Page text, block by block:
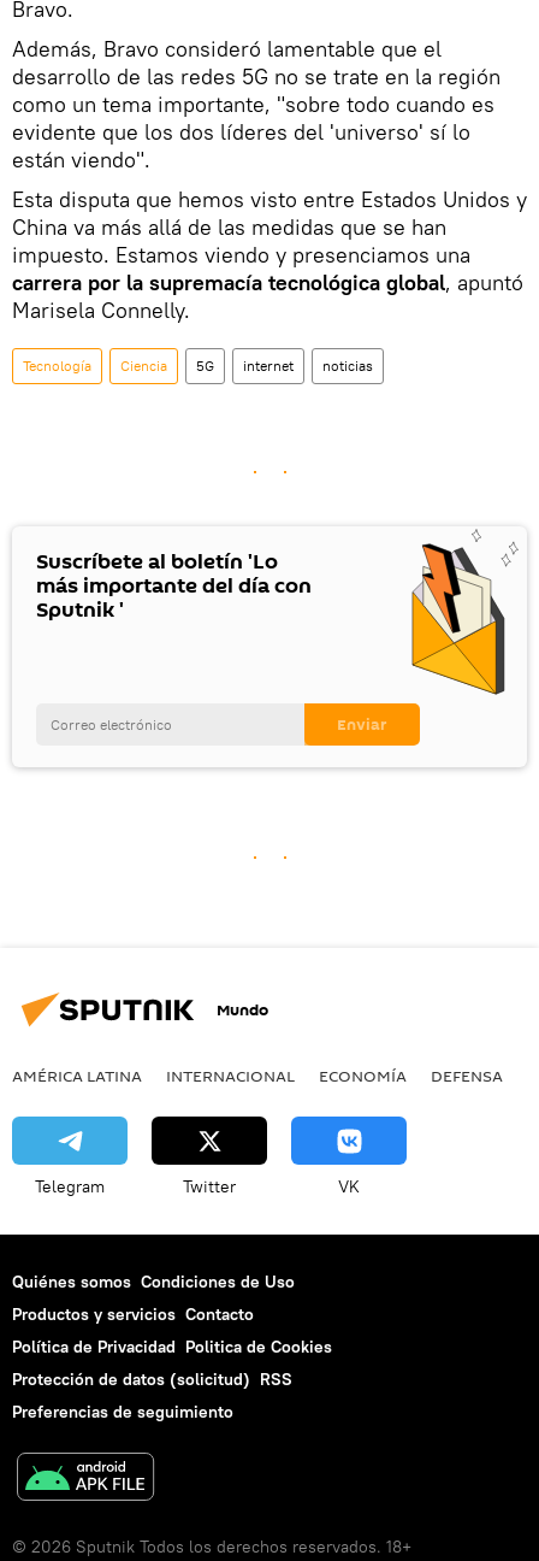
Bravo.
Además, Bravo consideró lamentable que el
desarrollo de las redes 5G no se trate en la región
como un tema importante, "sobre todo cuando es
evidente que los dos líderes del 'universo' sí lo
están viendo".
Esta disputa que hemos visto entre Estados Unidos y
China va más allá de las medidas que se han
impuesto. Estamos viendo y presenciamos una
carrera por la supremacía tecnológica global, apuntó
Marisela Connelly.
Tecnología Ciencia 5G internet noticias
Suscríbete al boletín 'Lo
más importante del día con
Sputnik '
Mundo
AMÉRICA LATINA INTERNACIONAL ECONOMÍA DEFENSA
Telegram Twitter VK
Quiénes somos Condiciones de Uso
Productos y servicios Contacto
Política de Privacidad Politica de Cookies
Protección de datos (solicitud) RSS
Preferencias de seguimiento
© 2026 Sputnik Todos los derechos reservados. 18+